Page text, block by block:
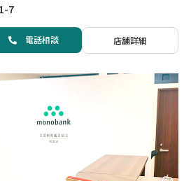
7
電話相談 店舗詳細